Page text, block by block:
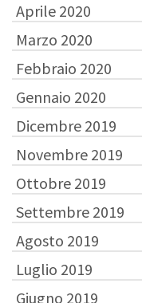
Aprile 2020
Marzo 2020
Febbraio 2020
Gennaio 2020
Dicembre 2019
Novembre 2019
Ottobre 2019
Settembre 2019
Agosto 2019
Luglio 2019
Giugno 2019